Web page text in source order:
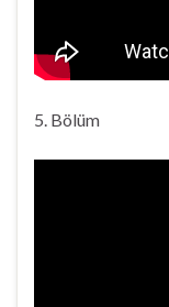
5. Bölüm